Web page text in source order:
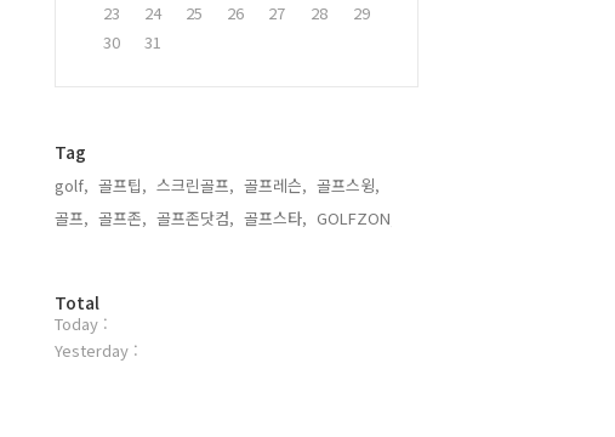
23
24 25 26 27 28
29
30
31
Tag
golf, 골프팁, 스크린골프, 골프레슨, 골프스윙,
골프, 골프존, 골프존닷컴, 골프스타, GOLFZON,
방
문
자
Total
Today :
Yesterday :